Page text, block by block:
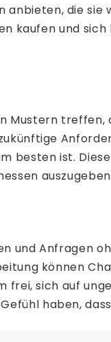
die
kaufen und
Mustern
besten ist.
und Anfragen
können
sich auf
haben,